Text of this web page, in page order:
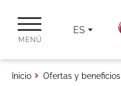
MENÚ
ES
Inicio Ofertas y beneficios